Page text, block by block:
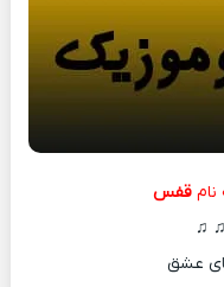
نام قفس
♫
عشق